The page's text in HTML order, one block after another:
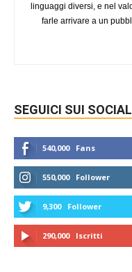
linguaggi diversi, e nel
farle arrivare a un
SEGUICI SUI SOCIAL
540,000 Fans
550,000 Follower
9,300 Follower
290,000 Iscritti